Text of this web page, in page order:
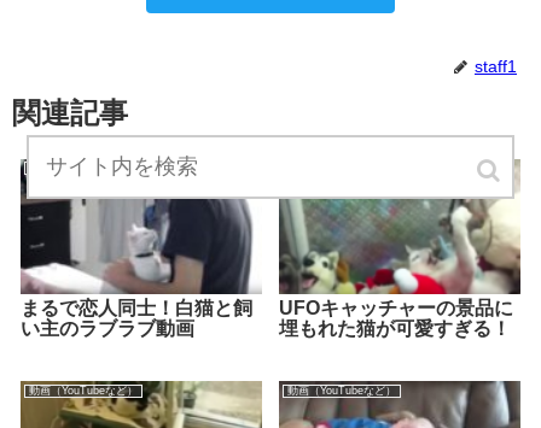
staff1
関連記事
動画（YouTubeなど）
まるで恋人同士！白猫と飼
い主のラブラブ動画
UFOキャッチャーの景品に
埋もれた猫が可愛すぎる！
動画（YouTubeなど） 動画（YouTubeなど）